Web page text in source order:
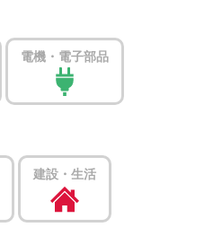
電機・電子部品
建設・生活